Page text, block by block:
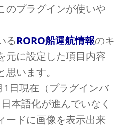
のプラグインが使いや
るRORO船運航情報のキ
元に設定した項目内容
います。
日現在（プラグインバ
本語化が進んでいなく
ードに画像を表示出来